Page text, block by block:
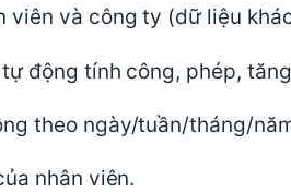
viên và công ty (dữ liệu
động tính công, phép,
theo ngày/tuần/tháng/
nhân viên.